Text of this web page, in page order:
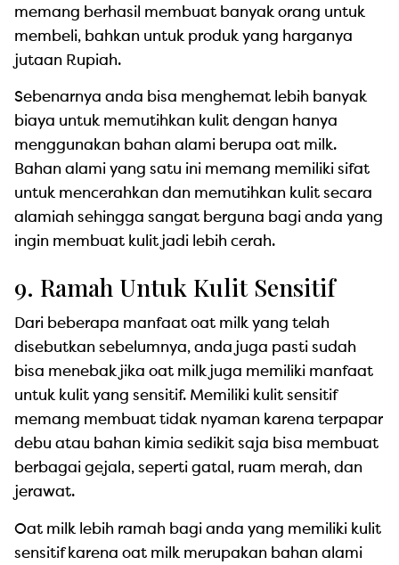
memang berhasil membuat banyak orang untuk
membeli, bahkan untuk produk yang harganya
jutaan Rupiah.
Sebenarnya anda bisa menghemat lebih banyak
biaya untuk memutihkan kulit dengan hanya
menggunakan bahan alami berupa oat milk.
Bahan alami yang satu ini memang memiliki sifat
untuk mencerahkan dan memutihkan kulit secara
alamiah sehingga sangat berguna bagi anda yang
ingin membuat kulit jadi lebih cerah.
9. Ramah Untuk Kulit Sensitif
Dari beberapa manfaat oat milk yang telah
disebutkan sebelumnya, anda juga pasti sudah
bisa menebak jika oat milk juga memiliki manfaat
untuk kulit yang sensitif. Memiliki kulit sensitif
memang membuat tidak nyaman karena terpapar
debu atau bahan kimia sedikit saja bisa membuat
berbagai gejala, seperti gatal, ruam merah, dan
jerawat.
Oat milk lebih ramah bagi anda yang memiliki kulit
sensitif karena oat milk merupakan bahan alami